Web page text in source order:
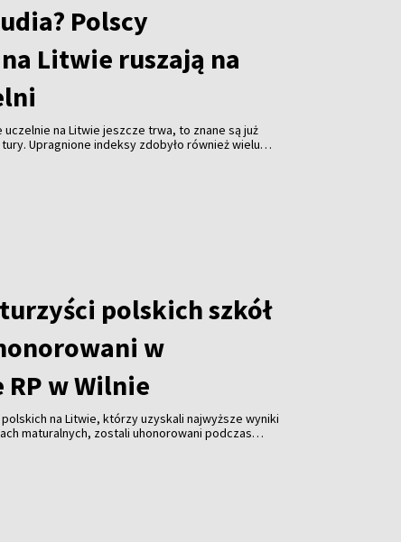
Polscy
Litwie ruszają na
uczelnie na Litwie jeszcze trwa, to znane są już
Upragnione indeksy zdobyło również wielu
polskich szkół
w
RP w Wilnie
na Litwie, którzy uzyskali najwyższe wyniki
maturalnych, zostali uhonorowani podczas